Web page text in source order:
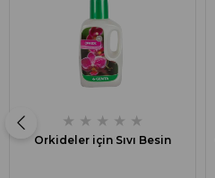
★ ★ ★ ★ ★
Orkideler için Sıvı Besin